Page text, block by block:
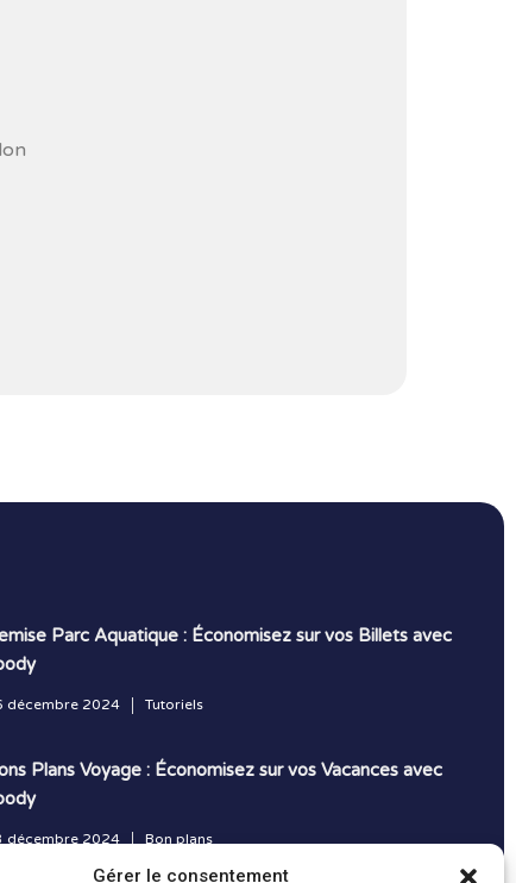
Gérer le consentement
Parc Aquatique : Économisez sur vos Billets avec
décembre 2024 Tutoriels
Plans Voyage : Économisez sur vos Vacances avec
décembre 2024 Bon plans